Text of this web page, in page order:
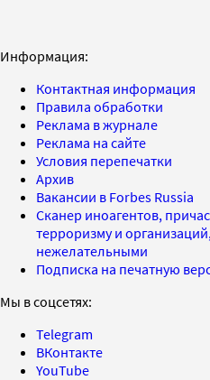
Информация:
Контактная информация
Правила обработки
Реклама в журнале
Реклама на сайте
Условия перепечатки
Архив
Вакансии в Forbes Russia
Сканер иноагентов,
терроризму и
нежелательными
Подписка на печатную
Мы в соцсетях:
Telegram
ВКонтакте
YouTube